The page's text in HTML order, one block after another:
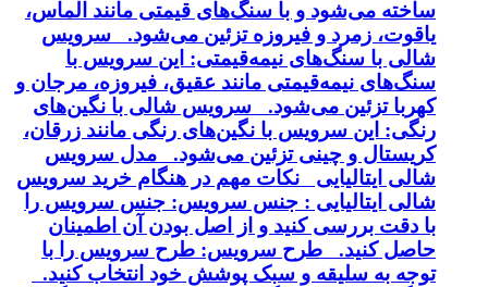
ساخته می‌شود و با سنگ‌های قیمتی مانند الماس،
یاقوت، زمرد و فیروزه تزئین می‌شود. سرویس
شالی با سنگ‌های نیمه‌قیمتی: این سرویس با
سنگ‌های نیمه‌قیمتی مانند عقیق، فیروزه، مرجان و
کهربا تزئین می‌شود. سرویس شالی با نگین‌های
رنگی: این سرویس با نگین‌های رنگی مانند زرقان،
کریستال و چینی تزئین می‌شود. مدل سرویس
شالی ایتالیایی نکات مهم در هنگام خرید سرویس
شالی ایتالیایی : جنس سرویس: جنس سرویس را
با دقت بررسی کنید و از اصل بودن آن اطمینان
حاصل کنید. طرح سرویس: طرح سرویس را با
توجه به سلیقه و سبک پوشش خود انتخاب کنید.